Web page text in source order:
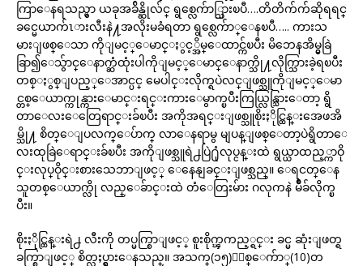
ကြာေနရသည္မွာ ယခုအခ်ိန္ဆိုလ်င္ ရွစ္လေက်ာ္သြားၿပီ….တိတိက်က်ဆိုရရင္
ခင္မေယာက်ၤားလီးနဲ႔အလိုးမခံရတာ ရွစ္လေက်ာ္ေနၿပီ….. ကားသ
မားျဖစ္ေသာ ကိုျမင့္ေမာင္ႏွင့္အိမ္ေထာင္က်ၿပီး မိဘေနအိမ္မွခြဲ
ခြာ၍ေသွ်ာင္ေနာက္ဆံထုံးပါကိုျမင့္ေမာင္ေနာက္သို႔လိုက္သြားခဲ့ရၿပီး
တစ္ႏွစ္ျပည့္ေအာင္ပင္ မေပါင္းလိုက္ရပဲလင္ျဖစ္သူကိုျမင့္ေမာ
င္တစ္ေယာက္ကုန္ကားေမာင္းရင္းကားေမွာက္ၿပီးကြယ္လြန္သြားေတာ့ ရွိ
တာေလးေတြေရာင္းခ်ၿပီး အကိုအရင္းျဖစ္သူစိုးႏိုင္ထြန္းအေဖအိ
မ္သို႔ စိတ္ေျပလက္ေပ်ာက္ လာေနရာမွ မျပန္ျဖစ္ေတာ့ပဲရွိတာေ
လးထုခြဲေရာင္းခ်ၿပီး အကိုျဖစ္သူရဲ႕ပြဲ႐ုံလုပ္ငန္းထဲ ရွယ္ယာထည့္ကာဝို
င္းလုပ္ဝိုင္းစားသေဘာျဖင့္ ေနေနျခင္းျဖစ္သည္။ ေရငတ္ေန
သူတစ္ေယာက္လို လည္ေခ်ာင္းထဲ တံေတြးမ်ား ဂလုကနဲ မ်ိဳခ်လိုက္ၿ
ပီး။
စိုးႏိုင္ထြန္းရဲ႕ လီးကို တပ္မက္စြာျဖင့္ စူးစိုက္ၾကည့္ရင္း ခင္မ ဆုံးျဖတ္ရ
ခက္စြာျဖင့္ စိတ္လႈပ္ရွားေနသည္။ အသက္(၁၅)ႏွစ္ေက်ာ္(10)တ